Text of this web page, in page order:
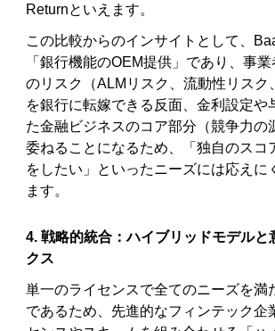
Returnといえます。
この比較からのインサイトとして、
「銀行機能のOEM提供」であり、事
のリスク（ALMリスク、流動性リスク
を銀行に転嫁できる反面、金利設定や
た金融ビジネスのコア部分（競争力の
委ねることになるため、「独自のスコ
をしたい」といったニーズには応えに
ます。
4. 戦略的統合：ハイブリッドモデルと
クス
単一のライセンスで全てのニーズを満
であるため、先進的なフィンテック企